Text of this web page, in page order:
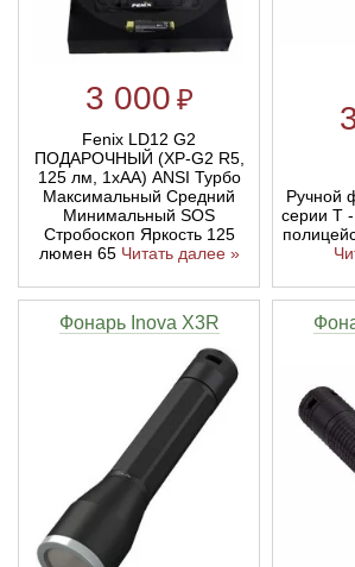
3 000 ₽
Fenix LD12 G2
ПОДАРОЧНЫЙ (XP-G2 R5,
125 лм, 1xAA) ANSI Турбо
Максимальный Средний
Минимальный SOS
Стробоскоп Яркость 125
люмен 65 Читать далее »
Ручной
серии T -
Фонарь Inova X3R